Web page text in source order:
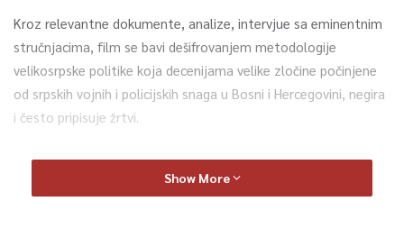
Kroz relevantne dokumente, analize, intervjue sa eminentnim
stručnjacima, film se bavi dešifrovanjem metodologije
velikosrpske politike koja decenijama velike zločine počinjene
od srpskih vojnih i policijskih snaga u Bosni i Hercegovini, negira
i često pripisuje žrtvi.
– Na brojnim sudskim procesima za ratne zločine, pokušalo se
na osnovu historijskih falsifikata, lažnih svjedoka i vještaka
Show More